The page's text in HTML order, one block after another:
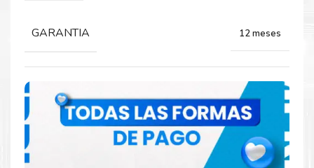
GARANTIA 12 meses